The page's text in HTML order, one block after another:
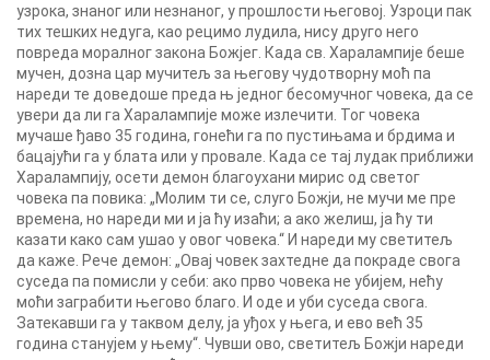
узрока, знаног или незнаног, у прошлости његовој. Узроци пак
тих тешких недуга, као рецимо лудила, нису друго него
повреда моралног закона Божјег. Када св. Харалампије беше
мучен, дозна цар мучитељ за његову чудотворну моћ па
нареди те доведоше преда њ једног бесомучног човека, да се
увери да ли га Харалампије може излечити. Тог човека
мучаше ђаво 35 година, гонећи га по пустињама и брдима и
бацајући га у блата или у провале. Када се тај лудак приближи
Харалампију, осети демон благоухани мирис од светог
човека па повика: „Молим ти се, слуго Божји, не мучи ме пре
времена, но нареди ми и ја ћу изаћи; а ако желиш, ја ћу ти
казати како сам ушао у овог човека.“ И нареди му светитељ
да каже. Рече демон: „Овај човек захтедне да покраде свога
суседа па помисли у себи: ако прво човека не убијем, нећу
моћи заграбити његово благо. И оде и уби суседа свога.
Затекавши га у таквом делу, ја уђох у њега, и ево већ 35
година станујем у њему“. Чувши ово, светитељ Божји нареди